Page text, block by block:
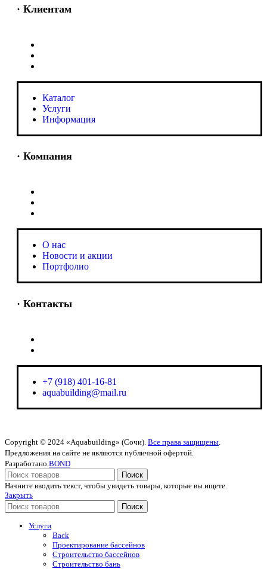
· Клиентам
Каталог
Услуги
Информация
· Компания
O нас
Новости и акции
Портфолио
· Контакты
+7 (918) 401-16-81
aquabuilding@mail.ru
Copyright © 2024 «Aquabuilding» (Сочи). Все права защищены.
Предложения на сайте не являются публичной офертой.
Разработано BOND
Поиск
Начните вводить текст, чтобы увидеть товары, которые вы ищете.
Закрыть
Поиск
Услуги
Back
Проектирование бассейнов
Строительство бассейнов
Строительство бань